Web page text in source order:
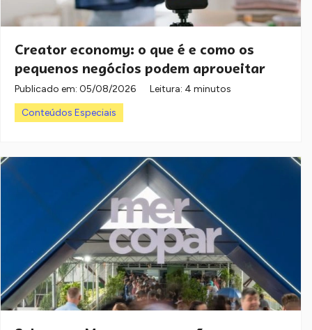
Creator economy: o que é e como os
pequenos negócios podem aproveitar
Publicado em: 05/08/2026
Leitura: 4 minutos
Conteúdos Especiais